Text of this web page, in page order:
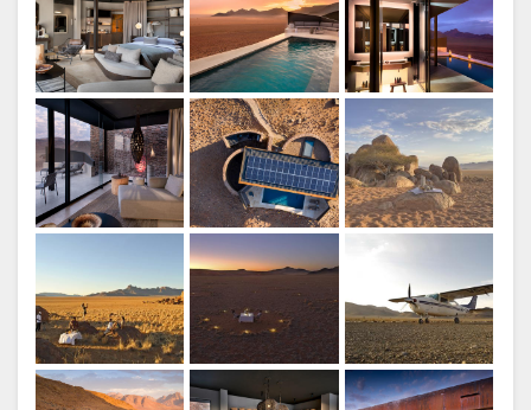
DE LANGUE
ALLEMAND
ESPAGNOL
ANGLAIS
Espace clients
EtBeyond Sossusvlei Desert
Lodge